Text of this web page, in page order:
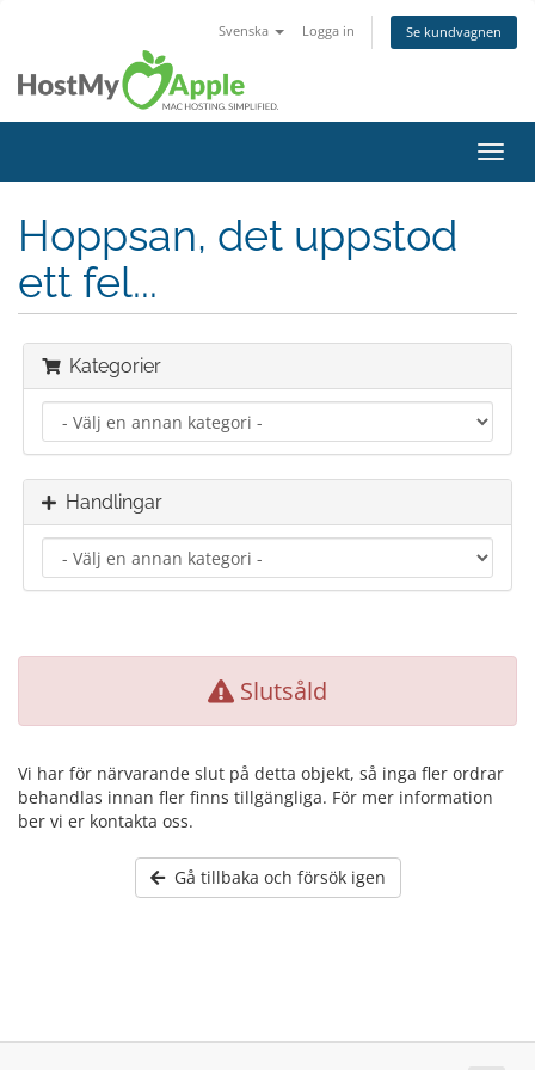
Svenska Logga in Se kundvagnen
Växla
Hoppsan, det uppstod
ett fel...
Kategorier
Handlingar
Slutsåld
Vi har för närvarande slut på detta objekt, så inga fler ordrar
behandlas innan fler finns tillgängliga. För mer information
ber vi er kontakta oss.
Gå tillbaka och försök igen